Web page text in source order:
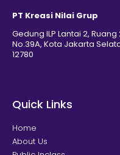
PT Kreasi Nilai Grup
Gedung ILP Lantai 2,
No.39A, Kota Jakarta
12780
Quick Links
Home
About Us